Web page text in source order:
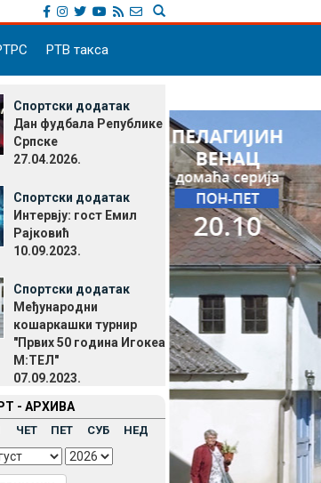
РТВ такса
Спортски додатак
Дан фудбала Републике
Српске
27.04.2026.
Спортски додатак
Интервју: гост Емил
Рајковић
10.09.2023.
Спортски додатак
Међународни
кошаркашки турнир
"Првих 50 година Игокеа
М:ТЕЛ"
07.09.2023.
- АРХИВА
ЧЕТ ПЕТ СУБ НЕД